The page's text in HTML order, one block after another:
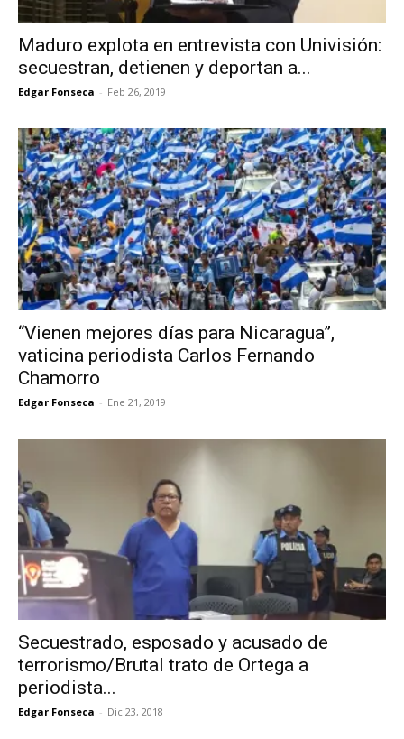
Maduro explota en entrevista con Univisión:
secuestran, detienen y deportan a...
Edgar Fonseca - Feb 26, 2019
“Vienen mejores días para Nicaragua”,
vaticina periodista Carlos Fernando
Chamorro
Edgar Fonseca - Ene 21, 2019
Secuestrado, esposado y acusado de
terrorismo/Brutal trato de Ortega a
periodista...
Edgar Fonseca - Dic 23, 2018